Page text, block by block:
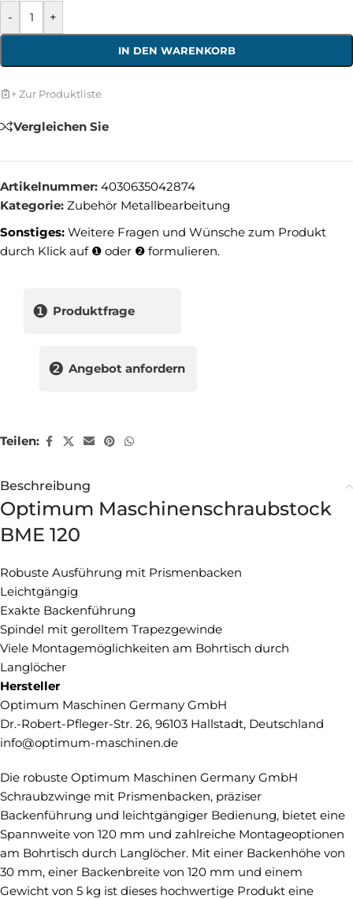
- +
IN DEN WARENKORB
+ Zur Produktliste
Vergleichen Sie
Artikelnummer: 4030635042874
Kategorie: Zubehör Metallbearbeitung
Sonstiges: Weitere Fragen und Wünsche zum Produkt
durch Klick auf ❶ oder ❷ formulieren.
❶ Produktfrage
❷ Angebot anfordern
Teilen:
Beschreibung
Optimum Maschinenschraubstock
BME 120
Robuste Ausführung mit Prismenbacken
Leichtgängig
Exakte Backenführung
Spindel mit gerolltem Trapezgewinde
Viele Montagemöglichkeiten am Bohrtisch durch
Langlöcher
Hersteller
Optimum Maschinen Germany GmbH
Dr.-Robert-Pfleger-Str. 26, 96103 Hallstadt, Deutschland
info@optimum-maschinen.de
Die robuste Optimum Maschinen Germany GmbH
Schraubzwinge mit Prismenbacken, präziser
Backenführung und leichtgängiger Bedienung, bietet eine
Spannweite von 120 mm und zahlreiche Montageoptionen
am Bohrtisch durch Langlöcher. Mit einer Backenhöhe von
30 mm, einer Backenbreite von 120 mm und einem
Gewicht von 5 kg ist dieses hochwertige Produkt eine